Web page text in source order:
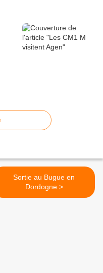
Sortie au Bugue en
Dordogne >